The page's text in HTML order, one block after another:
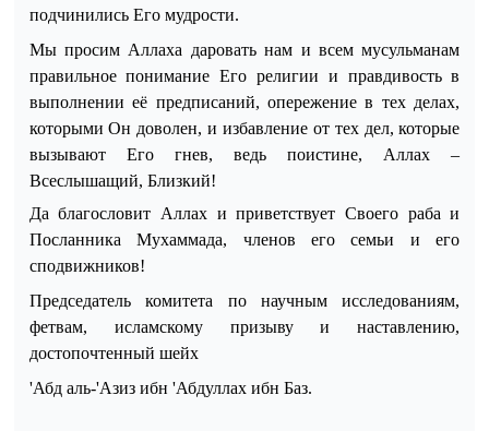
подчинились Его мудрости.
Мы просим Аллаха даровать нам и всем мусульманам
правильное понимание Его религии и правдивость в
выполнении её предписаний, опережение в тех делах,
которыми Он доволен, и избавление от тех дел, которые
вызывают Его гнев, ведь поистине, Аллах –
Всеслышащий, Близкий!
Да благословит Аллах и приветствует Своего раба и
Посланника Мухаммада, членов егосемьи и его
сподвижников!
Председатель комитета по научным исследованиям,
фетвам, исламскому призыву и наставлению,
достопочтенный шейх
'Абд аль-'Азиз ибн 'Абдуллах ибн Баз.